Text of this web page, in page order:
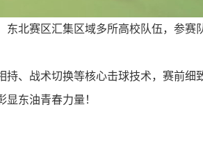
北赛区汇集区域多所高校队伍，参赛
、战术切换等核心击球技术，赛前细
东油青春力量！